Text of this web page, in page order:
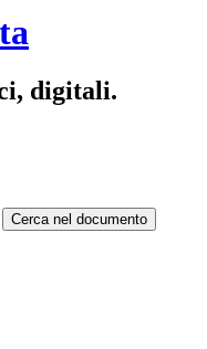
digitali.
Cerca nel documento